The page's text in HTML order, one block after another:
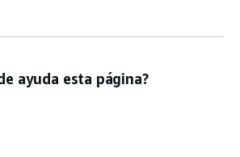
ayuda esta página?